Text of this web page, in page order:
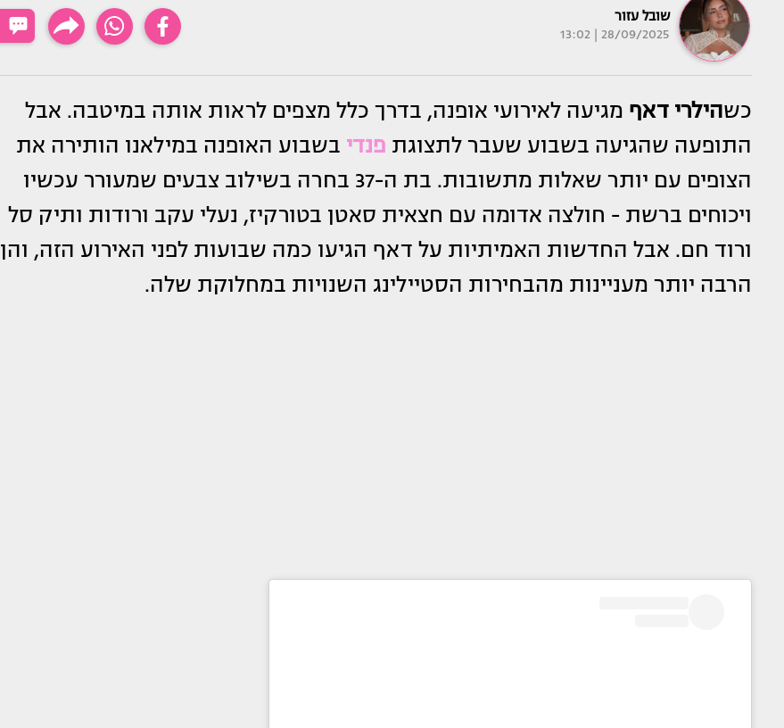
שובל עזור
28/09/2025 | 13:02
כשהילרי דאף מגיעה לאירועי אופנה, בדרך כלל מצפים לראות אותה במיטבה. אבל
התופעה שהגיעה בשבוע שעבר לתצוגת פנדי בשבוע האופנה במילאנו הותירה את
הצופים עם יותר שאלות מתשובות. בת ה-37 בחרה בשילוב צבעים שמעורר עכשיו
ויכוחים ברשת - חולצה אדומה עם חצאית סאטן בטורקיז, נעלי עקב ורודות ותיק סל
ורוד חם. אבל החדשות האמיתיות על דאף הגיעו כמה שבועות לפני האירוע הזה, והן
הרבה יותר מעניינות מהבחירות הסטיילינג השנויות במחלוקת שלה.